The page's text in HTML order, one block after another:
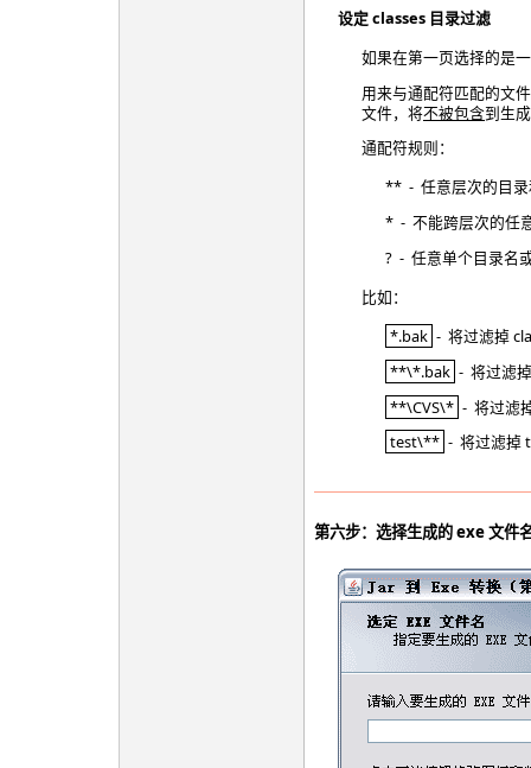
设定 classes 目录过滤
如果在第一页选择的是
用来与通配符匹配的文
文件，将不被包含到生
通配符规则：
** - 任意层次的目录
* - 不能跨层次的任
? - 任意单个目录名
比如：
*.bak - 将过滤掉
**\*.bak - 将过滤
**\CVS\* - 将过滤
test\** - 将过滤掉
第六步：选择生成的 exe 文件